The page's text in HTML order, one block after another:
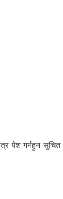
पेश गर्नहुन